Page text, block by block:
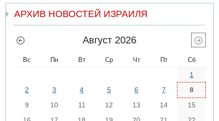
АРХИВ НОВОСТЕЙ ИЗРАИЛЯ
Август 2026
Вс Пн Вт Ср Чт Пт Сб
1
2
3 4 5 6 7
8
9
10 11 12 13 14
15